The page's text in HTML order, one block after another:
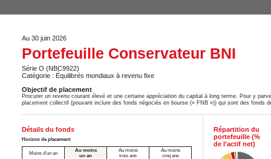
Au 30 juin 2026
Portefeuille Conservateur BNI
Série O (NBC9922)
Catégorie : Équilibrés mondiaux à revenu fixe
Objectif de placement
Procurer un revenu courant élevé et une certaine appréciation du capital à long terme. Pour y
placement collectif (pouvant inclure des fonds négociés en bourse (« FNB »)) qui sont des fonds
Détails du fonds
Horizon de placement
Moins d'un an
Au moins
un an
Au moins
trois ans
Au moins
cinq ans
Répartition du
portefeuille (%
de l’actif net)